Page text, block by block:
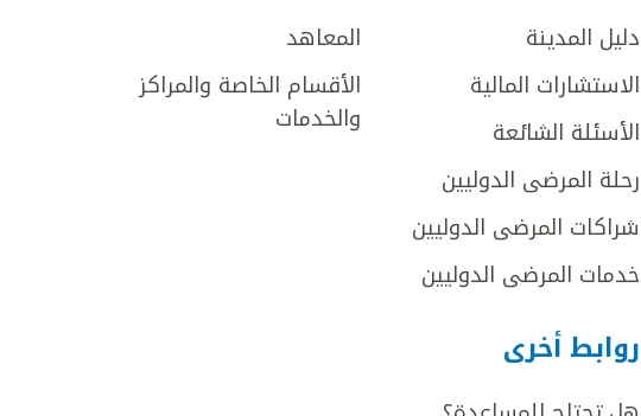
دليل المدينة
الاستشارات المالية
الأسئلة الشائعة
رحلة المرضى الدوليين
شراكات المرضى الدوليين
خدمات المرضى الدوليين
المعاهد
الأقسام الخاصة والمراكز
والخدمات
روابط أخرى